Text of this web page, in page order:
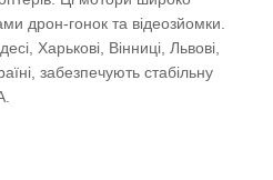
дрон-гонок та відеозйомки.
Харькові, Вінниці, Львові,
забезпечують стабільну